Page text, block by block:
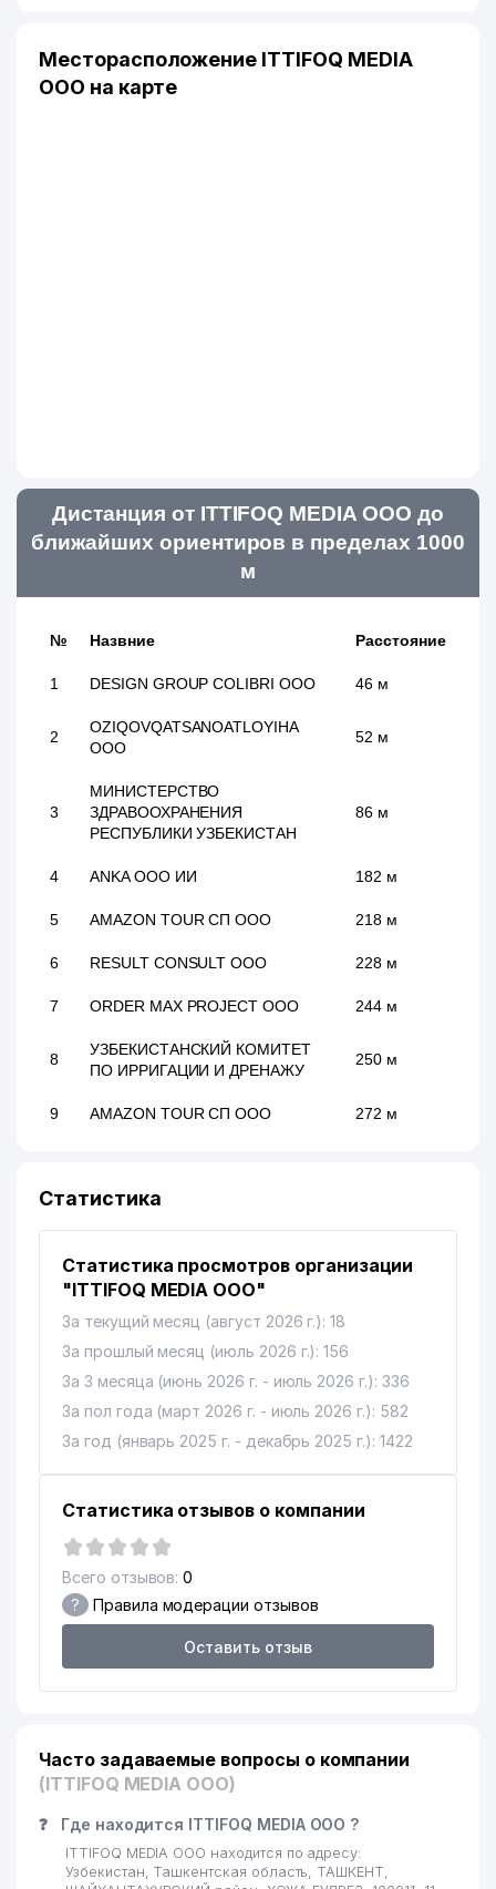
Месторасположение ITTIFOQ MEDIA
ООО на карте
Дистанция от ITTIFOQ MEDIA ООО до
ближайших ориентиров в пределах 1000
м
№ Назвние Расстояние
1 DESIGN GROUP COLIBRI ООО 46 м
2
OZIQOVQATSANOATLOYIHA
ООО
52 м
3
МИНИСТЕРСТВО
ЗДРАВООХРАНЕНИЯ
РЕСПУБЛИКИ УЗБЕКИСТАН
86 м
4 ANKA ООО ИИ 182 м
5 AMAZON TOUR СП ООО 218 м
6 RESULT CONSULT ООО 228 м
7 ORDER MAX PROJECT ООО 244 м
8
УЗБЕКИСТАНСКИЙ КОМИТЕТ
ПО ИРРИГАЦИИ И ДРЕНАЖУ
250 м
9 AMAZON TOUR СП ООО 272 м
11
ХОКИМИЯТ
12 PAXTAKOR ЧП 386 м
14
ГОСУДАРСТВЕННЫЙ МУЗЕЙ
ЛИТЕРАТУРЫ им. АЛИШЕРА
НАВОИ
424 м
15 TOSHKENT ТЕЛЕКАНАЛ 460 м
RESPUBLIKA
17
АКАДЕМИЧЕСКИЙ ЛИЦЕЙ
ИСЛАМСКОЙ АКАДЕМИИ
УЗБЕКИСТАНА
SHIRIN SHAXLO ЧП
МОЛОДЁЖНЫЙ ТЕАТР
20 GIDROMAXSUSQURILISH АО 649 м
РЕГУЛИРОВАНИЮ
Статистика
Статистика просмотров организации
"ITTIFOQ MEDIA ООО"
За текущий месяц (август 2026 г.): 18
За прошлый месяц (июль 2026 г.): 156
За 3 месяца (июнь 2026 г. - июль 2026 г.): 336
За пол года (март 2026 г. - июль 2026 г.): 582
За год (январь 2025 г. - декабрь 2025 г.): 1422
Статистика отзывов о компании
Всего отзывов: 0
? Правила модерации отзывов
Оставить отзыв
Часто задаваемые вопросы о компании
(ITTIFOQ MEDIA ООО)
❓ Где находится ITTIFOQ MEDIA ООО ?
ITTIFOQ MEDIA ООО находится по адресу:
Узбекистан, Ташкентская область, ТАШКЕНТ,